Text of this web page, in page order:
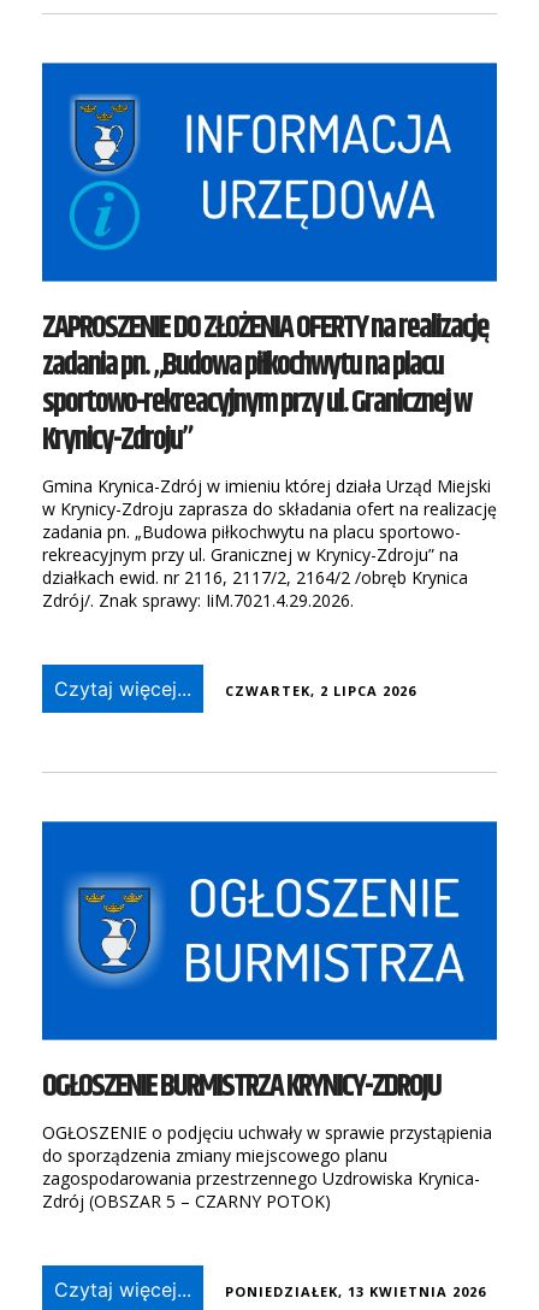
ZAPROSZENIE DO ZŁOŻENIA OFERTY na realizację
zadania pn. „Budowa piłkochwytu na placu
sportowo-rekreacyjnym przy ul. Granicznej w
Krynicy-Zdroju”
Gmina Krynica-Zdrój w imieniu której działa Urząd Miejski
w Krynicy-Zdroju zaprasza do składania ofert na realizację
zadania pn. „Budowa piłkochwytu na placu sportowo-
rekreacyjnym przy ul. Granicznej w Krynicy-Zdroju” na
działkach ewid. nr 2116, 2117/2, 2164/2 /obręb Krynica
Zdrój/. Znak sprawy: IiM.7021.4.29.2026.
Czytaj więcej... CZWARTEK, 2 LIPCA 2026
OGŁOSZENIE BURMISTRZA KRYNICY-ZDROJU
OGŁOSZENIE o podjęciu uchwały w sprawie przystąpienia
do sporządzenia zmiany miejscowego planu
zagospodarowania przestrzennego Uzdrowiska Krynica-
Zdrój (OBSZAR 5 – CZARNY POTOK)
Czytaj więcej... PONIEDZIAŁEK, 13 KWIETNIA 2026